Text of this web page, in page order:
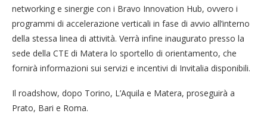
networking e sinergie con i Bravo Innovation Hub, ovvero i
programmi di accelerazione verticali in fase di avvio all’interno
della stessa linea di attività. Verrà infine inaugurato presso la
sede della CTE di Matera lo sportello di orientamento, che
fornirà informazioni sui servizi e incentivi di Invitalia disponibili.
Il roadshow, dopo Torino, L’Aquila e Matera, proseguirà a
Prato, Bari e Roma.